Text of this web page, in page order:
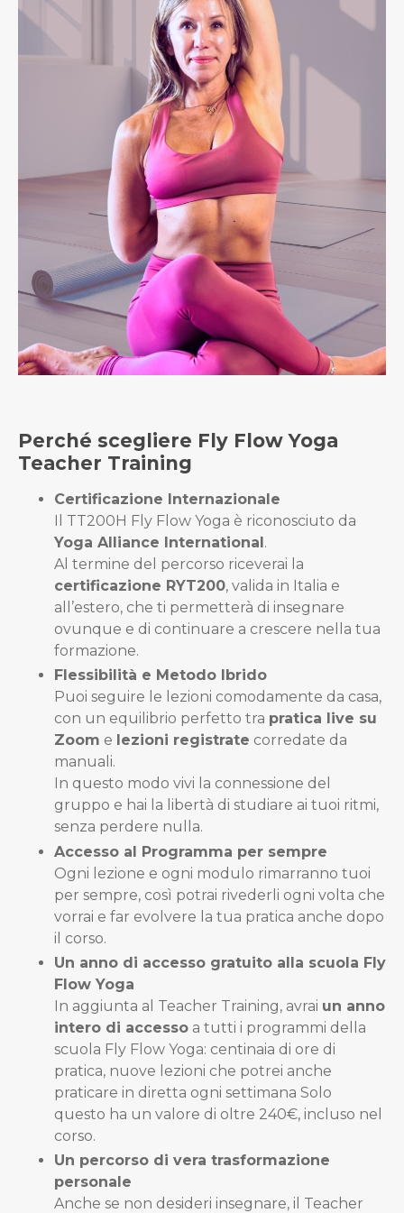
Perché scegliere Fly Flow Yoga
Teacher Training
Certificazione Internazionale
Il TT200H Fly Flow Yoga è riconosciuto da
Yoga Alliance International .
Al termine del percorso riceverai la
certificazione RYT200, valida in Italia e
all’estero, che ti permetterà di insegnare
ovunque e di continuare a crescere nella tua
formazione.
Flessibilità e Metodo Ibrido
Puoi seguire le lezioni comodamente da casa,
con un equilibrio perfetto tra pratica live su
Zoom e lezioni registrate corredate da
manuali.
In questo modo vivi la connessione del
gruppo e hai la libertà di studiare ai tuoi ritmi,
senza perdere nulla.
Accesso al Programma per sempre
Ogni lezione e ogni modulo rimarranno tuoi
per sempre, così potrai rivederli ogni volta che
vorrai e far evolvere la tua pratica anche dopo
il corso.
Un anno di accesso gratuito alla scuola Fly
Flow Yoga
In aggiunta al Teacher Training, avrai un anno
intero di accesso a tutti i programmi della
scuola Fly Flow Yoga: centinaia di ore di
pratica, nuove lezioni che potrei anche
praticare in diretta ogni settimana Solo
questo ha un valore di oltre 240€, incluso nel
corso.
Un percorso di vera trasformazione
personale
Anche se non desideri insegnare, il Teacher